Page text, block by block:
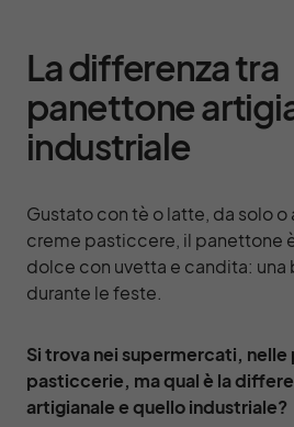
La differenza tra
panettone
industriale
Gustato con tè o latte, da solo
creme pasticcere, il panettone
dolce con uvetta e candita: una
durante le feste.
Si trova nei supermercati,
pasticcerie, ma qual è la
artigianale e quello industriale?